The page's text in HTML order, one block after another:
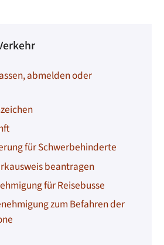
abmelden oder
für Schwerbehinderte
beantragen
für Reisebusse
zum Befahren der